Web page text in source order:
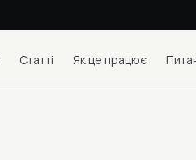
Статті Як це працює